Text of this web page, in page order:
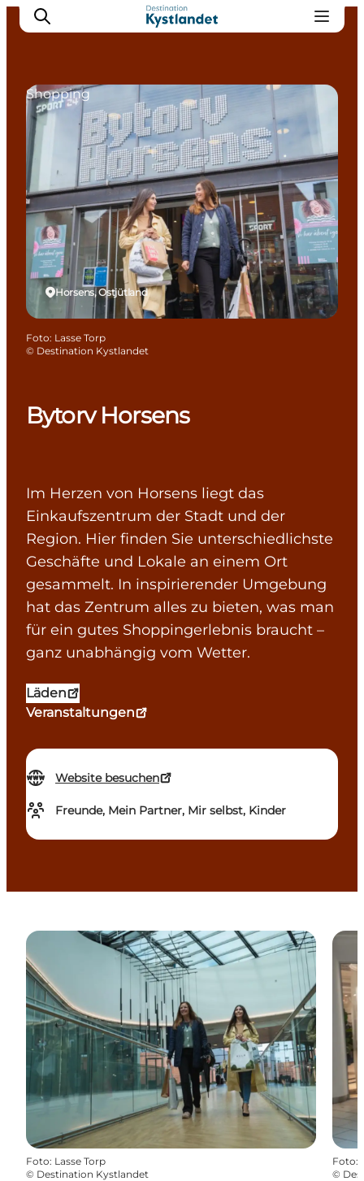
Erlebnisse
Städte
Unterkünfte
Camping
Bytorv Horsens
Im Herzen von Horsens liegt das
Einkaufszentrum der Stadt und der
Region. Hier finden Sie unterschiedlichste
Geschäfte und Lokale an einem Ort
gesammelt. In inspirierender Umgebung
hat das Zentrum alles zu bieten, was man
für ein gutes Shoppingerlebnis braucht –
ganz unabhängig vom Wetter.
Läden
Veranstaltungen
Website besuchen
Freunde, Mein Partner, Mir selbst, Kinder
Horsens, Ostjütland
Shopping
Foto: Lasse Torp
© Destination Kystlandet
Foto: Lasse Torp
© Destination Kystlandet
Foto:
©